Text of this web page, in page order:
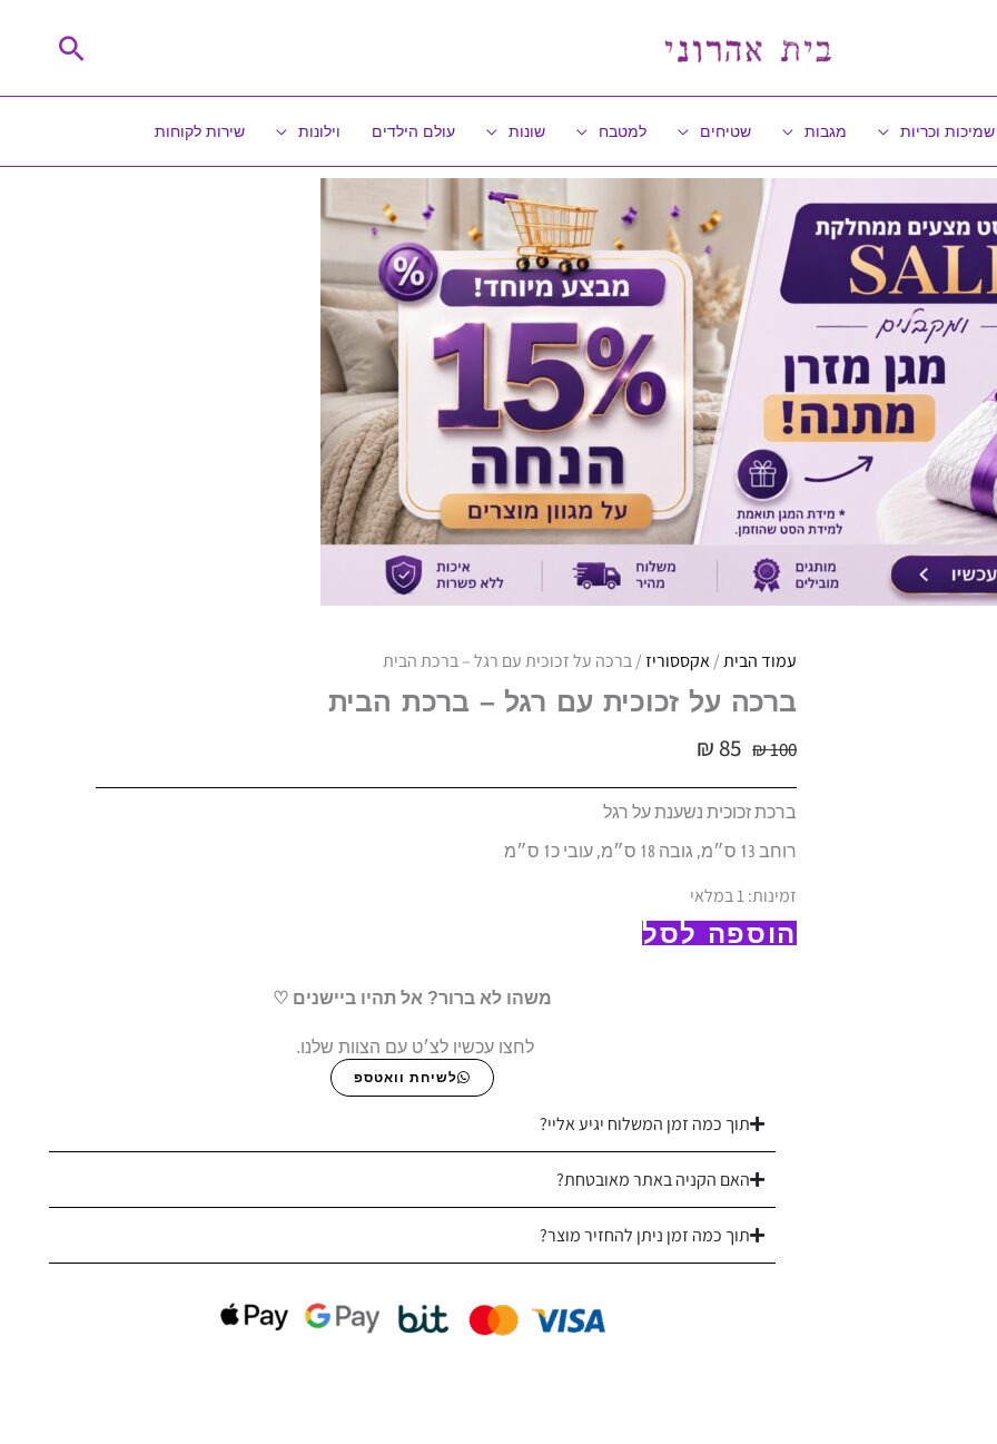
חיפוש
שמיכות וכריות מגבות שטיחים למטבח שונות עולם הילדים וילונות שירות לקוחות
עמוד הבית/אקססוריז/ ברכה על זכוכית עם רגל – ברכת הבית
ברכה על זכוכית עם רגל – ברכת הבית
₪100
₪ 85
ברכת זכוכית נשענת על רגל
רוחב 13 ס״מ, גובה 18 ס״מ, עובי כ1 ס״מ
זמינות:1 במלאי
כמות
של
ברכת
הבית
הוספה לסל
משהו לא ברור? אל תהיו ביישנים ♡
לחצו עכשיו לצ׳ט עם הצוות שלנו.
לשיחת וואטספ
תוך כמה זמן המשלוח יגיע אליי?
האם הקניה באתר מאובטחת?
תוך כמה זמן ניתן להחזיר מוצר?